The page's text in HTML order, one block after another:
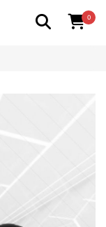
0